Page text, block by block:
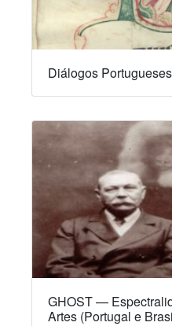
Diálogos Portugueses
GHOST —
Artes (Portugal e